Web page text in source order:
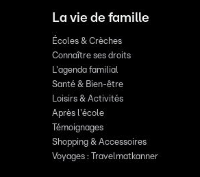
La vie de famille
Écoles & Crèches
Connaître ses droits
L'agenda familial
Santé & Bien-être
Loisirs & Activités
Après l'école
Témoignages
Shopping & Accessoires
Voyages : Travelmatkanner